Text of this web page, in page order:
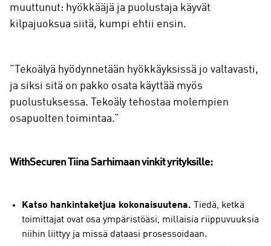
muuttunut: hyökkääjä ja puolustaja käyvät
kilpajuoksua siitä, kumpi ehtii ensin.
”Tekoälyä hyödynnetään hyökkäyksissä jo valtavasti,
ja siksi sitä on pakko osata käyttää myös
puolustuksessa. Tekoäly tehostaa molempien
osapuolten toimintaa.”
WithSecuren Tiina Sarhimaan vinkit yrityksille:
Katso hankintaketjua kokonaisuutena. Tiedä, ketkä
toimittajat ovat osa ympäristöäsi, millaisia riippuvuuksia
niihin liittyy ja missä dataasi prosessoidaan.